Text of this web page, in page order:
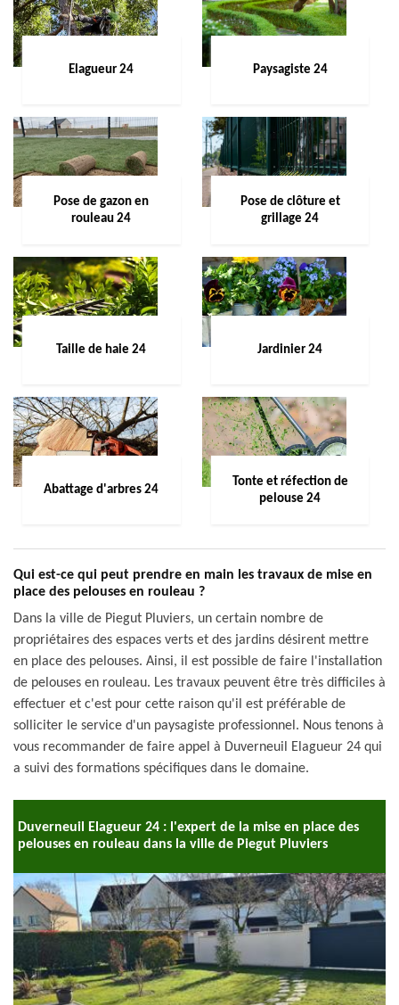
Elagueur 24 Paysagiste 24
Pose de gazon en
rouleau 24
Pose de clôture et
grillage 24
Taille de haie 24 Jardinier 24
Abattage d'arbres 24
Tonte et réfection de
pelouse 24
Qui est-ce qui peut prendre en main les travaux de mise en
place des pelouses en rouleau ?
Dans la ville de Piegut Pluviers, un certain nombre de
propriétaires des espaces verts et des jardins désirent mettre
en place des pelouses. Ainsi, il est possible de faire l'installation
de pelouses en rouleau. Les travaux peuvent être très difficiles à
effectuer et c'est pour cette raison qu'il est préférable de
solliciter le service d'un paysagiste professionnel. Nous tenons à
vous recommander de faire appel à Duverneuil Elagueur 24 qui
a suivi des formations spécifiques dans le domaine.
Duverneuil Elagueur 24 : l'expert de la mise en place des
pelouses en rouleau dans la ville de Piegut Pluviers